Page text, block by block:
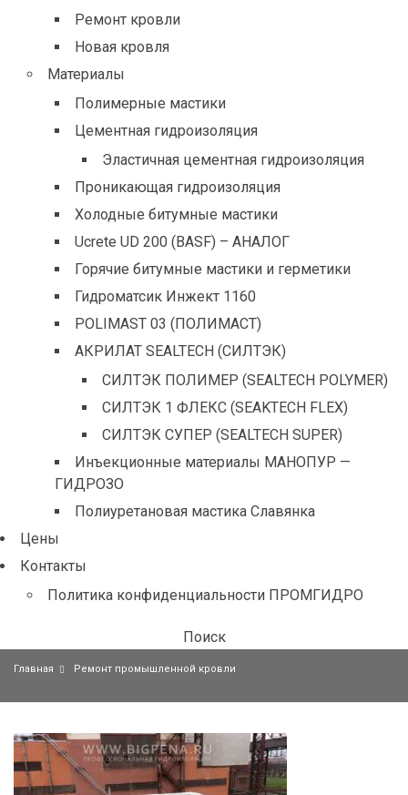
Ремонт кровли
Новая кровля
Материалы
Полимерные мастики
Цементная гидроизоляция
Эластичная цементная гидроизоляция
Проникающая гидроизоляция
Холодные битумные мастики
Ucrete UD 200 (BASF) – АНАЛОГ
Горячие битумные мастики и герметики
Гидроматсик Инжект 1160
POLIMAST 03 (ПОЛИМАСТ)
АКРИЛАТ SEALTECH (СИЛТЭК)
СИЛТЭК ПОЛИМЕР (SEALTECH POLYMER)
СИЛТЭК 1 ФЛЕКС (SEAKTECH FLEX)
СИЛТЭК СУПЕР (SEALTECH SUPER)
Инъекционные материалы МАНОПУР —
ГИДРОЗО
Полиуретановая мастика Славянка
Цены
Контакты
Политика конфиденциальности ПРОМГИДРО
Поиск
Главная Ремонт промышленной кровли